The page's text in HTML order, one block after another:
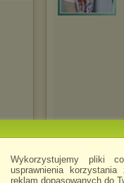
Wykorzystujemy pliki
usprawnienia
reklam dopasowanych do